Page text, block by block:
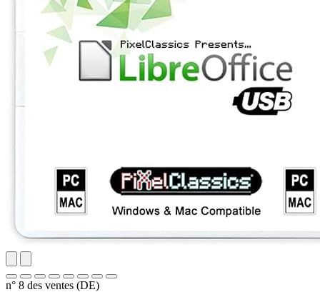
n° 8 des ventes (DE)